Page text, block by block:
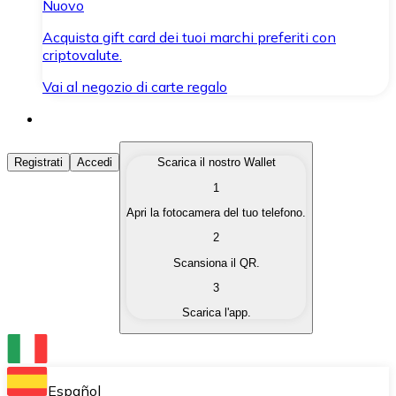
Nuovo
Acquista gift card dei tuoi marchi preferiti con
criptovalute.
Vai al negozio di carte regalo
Acquista Criptovalute
Acquista le criptovalute che ti interessano in modo
Converti le tue criptovalute in valuta fiat quando ne
Scambia una criptovaluta con un'altra
Conserva le tue cripto in un Wallet self-custodial.
Registrati Accedi
Scarica il nostro Wallet
1
Apri la fotocamera del tuo telefono.
2
Scansiona il QR.
3
Scarica l'app.
Español